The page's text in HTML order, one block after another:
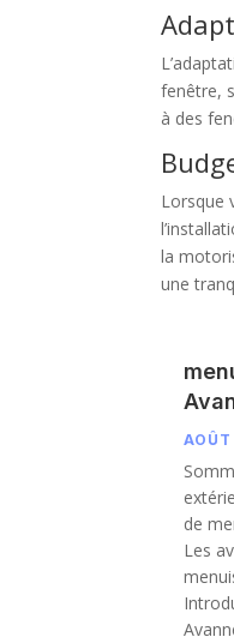
fenêtre,
à des
Lorsque
la
une
de
Les